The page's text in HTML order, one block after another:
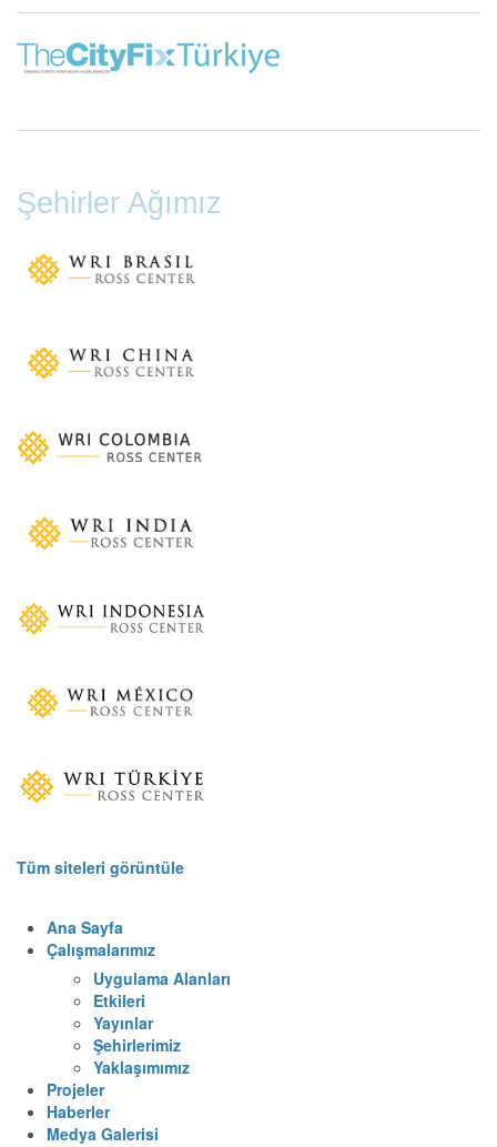
Şehirler Ağımız
Tüm siteleri görüntüle
Ana Sayfa
Çalışmalarımız
Uygulama Alanları
Etkileri
Yayınlar
Şehirlerimiz
Yaklaşımımız
Projeler
Haberler
Medya Galerisi